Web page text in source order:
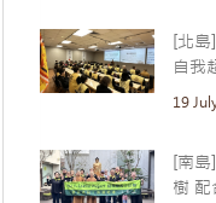
[北
自我
19
[南島
樹